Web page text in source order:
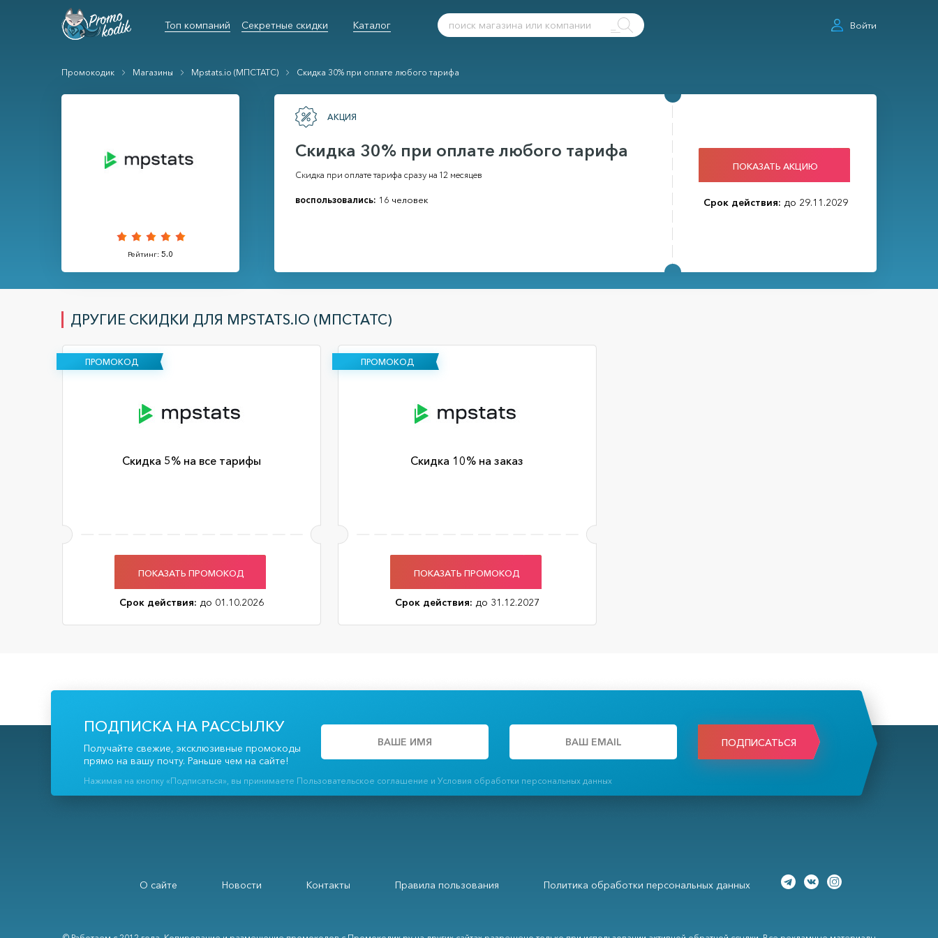
Топ компаний Секретные скидки Каталог Войти
Промокодик Магазины Mpstats.io (МПСТАТС) Скидка 30% при оплате любого тарифа
Рейтинг: 5.0
АКЦИЯ
Скидка 30% при оплате любого тарифа
Скидка при оплате тарифа сразу на 12 месяцев
воспользовались: 16 человек
ПОКАЗАТЬ АКЦИЮ
Срок действия: до 29.11.2029
ДРУГИЕ СКИДКИ ДЛЯ MPSTATS.IO (МПСТАТС)
ПРОМОКОД
Cкидка 5% на все тарифы
ПОКАЗАТЬ ПРОМОКОД
Срок действия: до 01.10.2026
ПРОМОКОД
Скидка 10% на заказ
ПОКАЗАТЬ ПРОМОКОД
Срок действия: до 31.12.2027
ПОДПИСКА НА РАССЫЛКУ
Получайте свежие, эксклюзивные промокоды
прямо на вашу почту. Раньше чем на сайте!
ПОДПИСАТЬСЯ
Нажимая на кнопку «Подписаться», вы принимаете Пользовательское соглашение и Условия обработки персональных данных
О сайте Новости Контакты Правила пользования Политика обработки персональных данных